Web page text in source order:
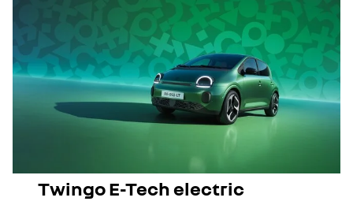
Twingo E-Tech electric